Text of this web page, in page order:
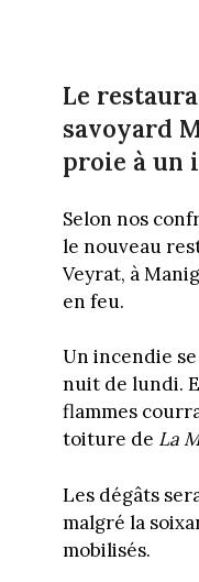
Le
savoyard
proie à un
Selon nos
le nouveau
Veyrat, à
en feu.
Un incendie
nuit de lundi.
flammes
toiture de La
Les dégâts
malgré la
mobilisés.